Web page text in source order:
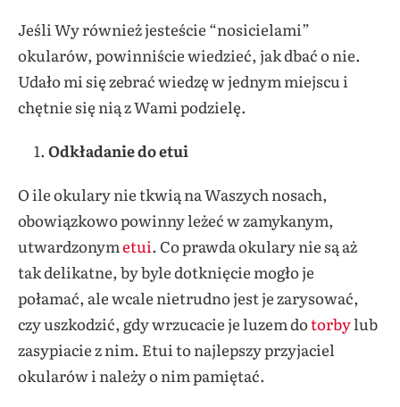
Jeśli Wy również jesteście “nosicielami”
okularów, powinniście wiedzieć, jak dbać o nie.
Udało mi się zebrać wiedzę w jednym miejscu i
chętnie się nią z Wami podzielę.
1. Odkładanie do etui
O ile okulary nie tkwią na Waszych nosach,
obowiązkowo powinny leżeć w zamykanym,
utwardzonymetui. Co prawda okulary nie są aż
tak delikatne, by byle dotknięcie mogło je
połamać, ale wcale nietrudno jest je zarysować,
czy uszkodzić, gdy wrzucacie je luzem dotorbylub
zasypiacie z nim. Etui to najlepszy przyjaciel
okularów i należy o nim pamiętać.